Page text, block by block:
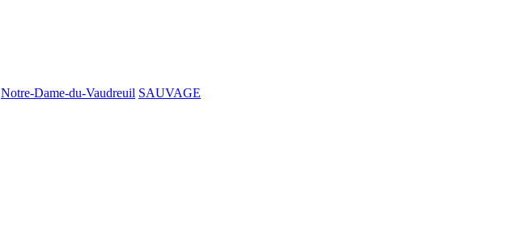
Notre-Dame-du-Vaudreuil SAUVAGE